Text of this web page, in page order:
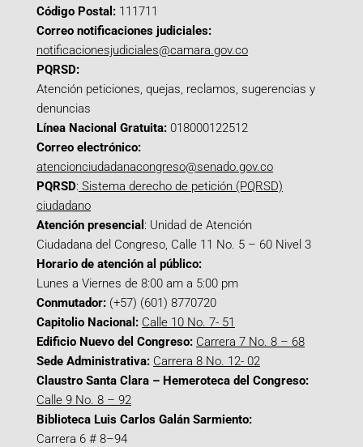
Código Postal: 111711
Correo notificaciones judiciales:
notificacionesjudiciales@camara.gov.co
PQRSD:
Atención peticiones, quejas, reclamos, sugerencias y
denuncias
Línea Nacional Gratuita: 018000122512
Correo electrónico:
atencionciudadanacongreso@senado.gov.co
PQRSD: Sistema derecho de petición (PQRSD)
ciudadano
Atención presencial : Unidad de Atención
Ciudadana del Congreso, Calle 11 No. 5 – 60 Nivel 3
Horario de atención al público:
Lunes a Viernes de 8:00 am a 5:00 pm
Conmutador: (+57) (601) 8770720
Capitolio Nacional: Calle 10 No. 7- 51
Edificio Nuevo del Congreso: Carrera 7 No. 8 – 68
Sede Administrativa: Carrera 8 No. 12- 02
Claustro Santa Clara – Hemeroteca del Congreso:
Calle 9 No. 8 – 92
Biblioteca Luis Carlos Galán Sarmiento:
Carrera 6 # 8–94